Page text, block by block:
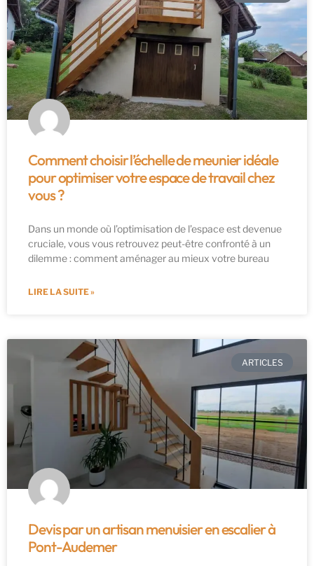
Comment choisir l’échelle de meunier idéale
pour optimiser votre espace de travail chez
vous ?
Dans un monde où l’optimisation de l’espace est devenue
cruciale, vous vous retrouvez peut-être confronté à un
dilemme : comment aménager au mieux votre bureau
LIRE LA SUITE »
ARTICLES
Devis par un artisan menuisier en escalier à
Pont-Audemer